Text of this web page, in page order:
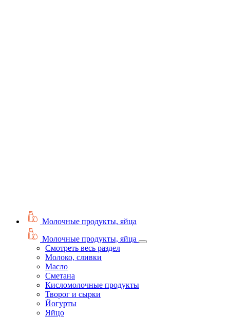
Молочные продукты, яйца
Молочные продукты, яйца
Смотреть весь раздел
Молоко, сливки
Масло
Сметана
Кисломолочные продукты
Творог и сырки
Йогурты
Яйцо